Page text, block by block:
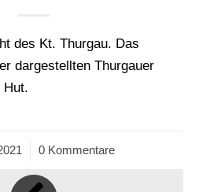
des Kt. Thurgau. Das
dargestellten Thurgauer
Hut.
0 Kommentare